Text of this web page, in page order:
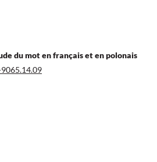
du mot en français et en polonais